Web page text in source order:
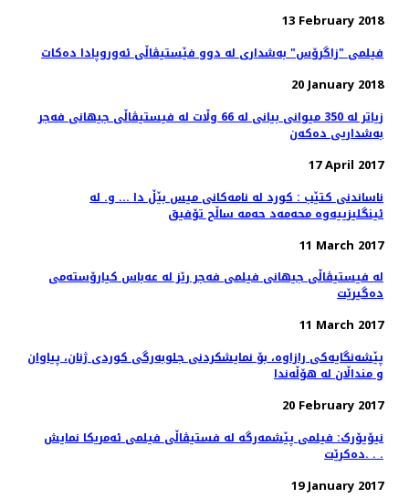
13 February 2018
فیلمی "زاگرۆس" بەشداری لە دوو فێستیڤاڵی ئەوروپادا دەکات
20 January 2018
زیاتر لە 350 میوانی بیانی لە 66 وڵات لە فیستیڤاڵی جیهانی فەجر
بەشداریی دەکەن
17 April 2017
ناساندنی کتێب : کورد لە نامەکانی میس بێڵ دا ... و. لە
ئینگلیزییەوە محەمەد حەمە ساڵح تۆفیق
11 March 2017
لە فیستیڤاڵی جیهانی فیلمی فەجر رێز لە عەباس کیارۆستەمی
دەگیرێت
11 March 2017
پێشەنگایەکی رازاوە، بۆ نمایشکردنی جلوبەرگی کوردی ژنان، پیاوان
و منداڵان لە هۆڵەندا
20 February 2017
نیۆیۆرک: فیلمی پێشمەرگە لە فستیڤاڵی فیلمی ئەمریکا نمایش
دەکرێت. . .
19 January 2017